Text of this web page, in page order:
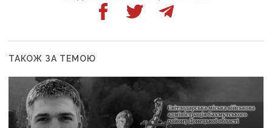
ТАКОЖ ЗА ТЕМОЮ